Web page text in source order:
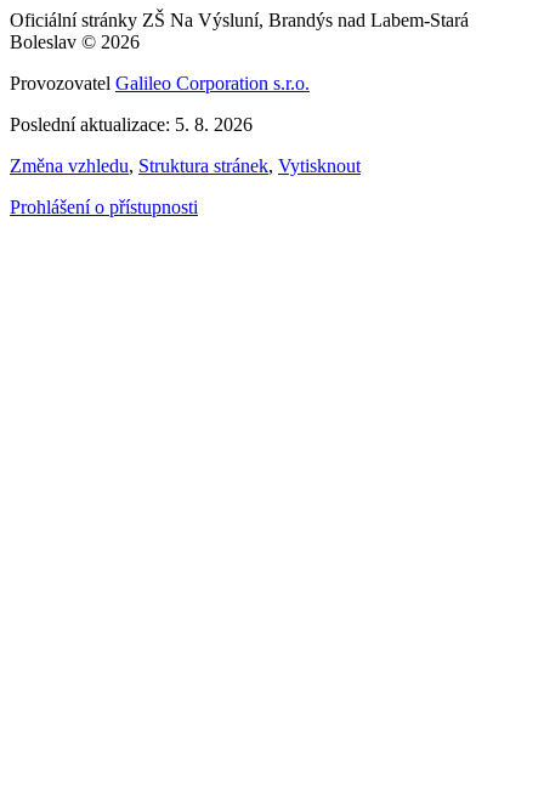
Oficiální stránky ZŠ Na Výsluní, Brandýs nad Labem-Stará
Boleslav © 2026
Provozovatel Galileo Corporation s.r.o.
Poslední aktualizace: 5. 8. 2026
Změna vzhledu, Struktura stránek, Vytisknout
Prohlášení o přístupnosti